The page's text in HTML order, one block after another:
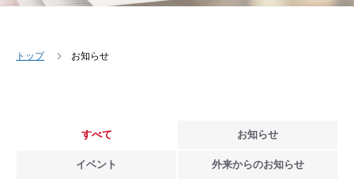
トップ お知らせ
すべて お知らせ
イベント 外来からのお知らせ